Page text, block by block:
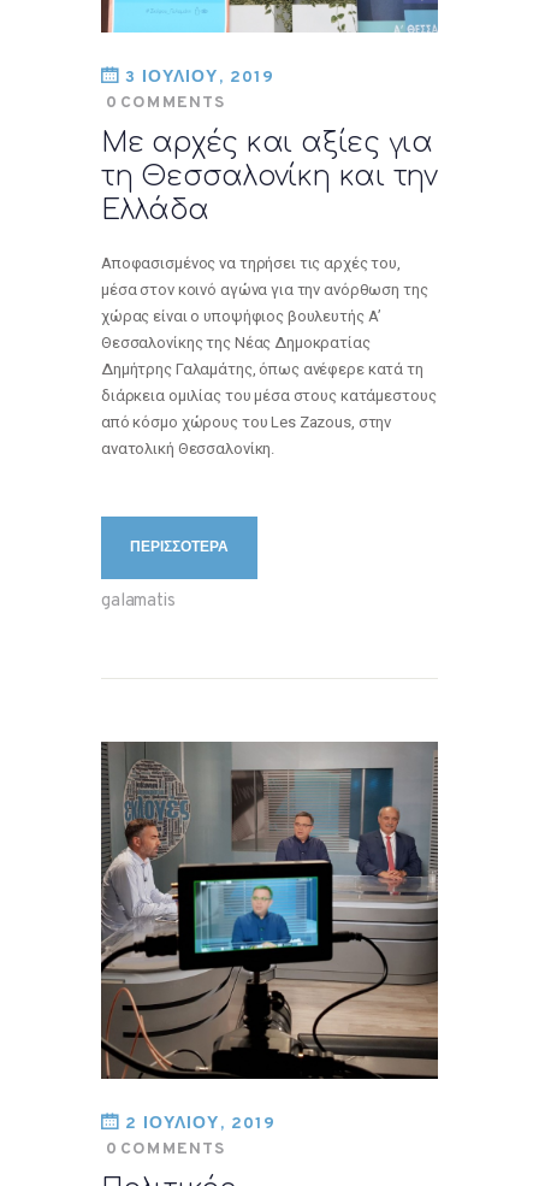
3 ΙΟΥΛΙΟΥ, 2019
0 COMMENTS
Με αρχές και αξίες για
τη Θεσσαλονίκη και την
Ελλάδα
Αποφασισμένος να τηρήσει τις αρχές του,
μέσα στον κοινό αγώνα για την ανόρθωση της
χώρας είναι ο υποψήφιος βουλευτής Α’
Θεσσαλονίκης της Νέας Δημοκρατίας
Δημήτρης Γαλαμάτης, όπως ανέφερε κατά τη
διάρκεια ομιλίας του μέσα στους κατάμεστους
από κόσμο χώρους του Les Zazous, στην
ανατολική Θεσσαλονίκη.
ΠΕΡΙΣΣΟΤΕΡΑ
galamatis
2 ΙΟΥΛΙΟΥ, 2019
0 COMMENTS